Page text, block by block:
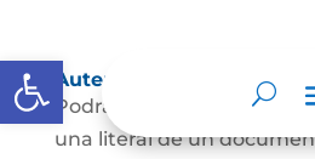
Abrir barra de herramientas
Autenticación de Copias
Podrá autenticarse una
una literal de un